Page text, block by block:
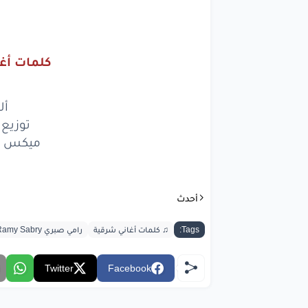
كلمات
ميكس
أحدث
Tags: ♫ كلمات أغاني شرقية رامي صبري Ramy Sabry
Facebook
Twitter